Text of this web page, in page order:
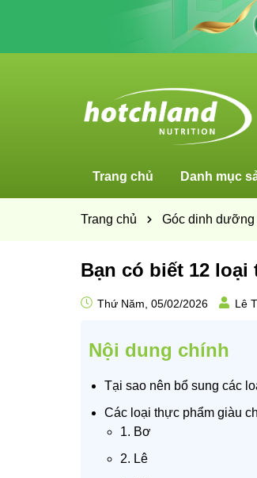
Trang chủ Danh mục
Trang chủ Góc dinh dưỡng
Bạn có biết 12
Thứ Năm, 05/02/2026 Lê
Nội dung chính
Tại sao nên bổ sung các
Các loại thực phẩm giàu
1. Bơ
2. Lê